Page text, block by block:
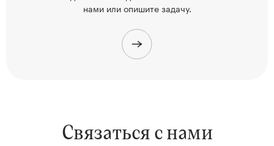
нами или опишите задачу.
Связаться с нами